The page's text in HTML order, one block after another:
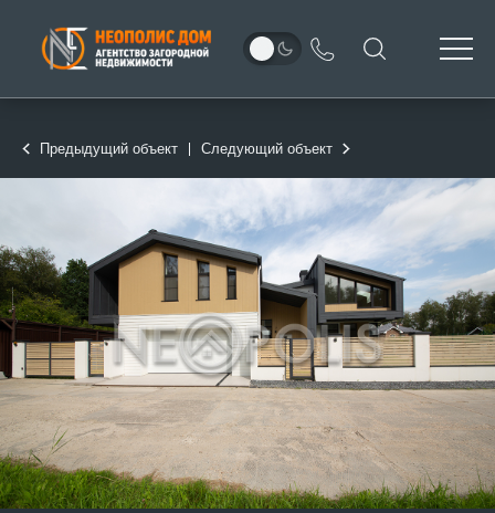
Предыдущий объект Следующий объект